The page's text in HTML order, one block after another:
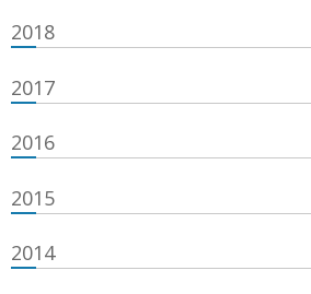
2018
2017
2016
2015
2014